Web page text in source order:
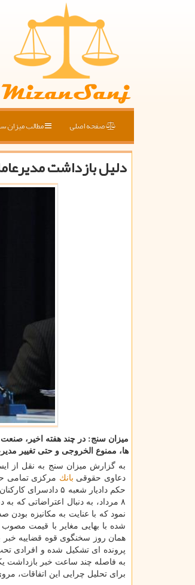
صفحه اصلی مطالب میزان
دلیل بازداشت
میزان سنج: در چند هفته اخیر،
ها، ممنوع الخروجی و حتی تغییر
دعاوی حقوقی بانك مركزی تمامی
حكم دادیار شعبه ۵ دادسرای كاركنان
۸ مرداد، به دنبال اعتراضاتی كه
نمود كه با عنایت به مكانیزه بودن
شده با بهایی مغایر با قیمت
همان روز سخنگوی قوه قضاییه خبر
به فاصله چند ساعت خبر بازداشت
برای تحلیل چرایی این اتفاقات،